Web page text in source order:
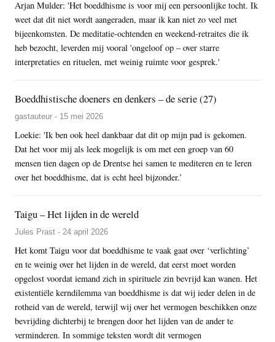
Arjan Mulder: 'Het boeddhisme is voor mij een persoonlijke tocht. Ik
weet dat dit niet wordt aangeraden, maar ik kan niet zo veel met
bijeenkomsten. De meditatie-ochtenden en weekend-retraites die ik
heb bezocht, leverden mij vooral 'ongeloof op – over starre
interpretaties en rituelen, met weinig ruimte voor gesprek.'
Boeddhistische doeners en denkers – de serie (27)
gastauteur - 15 mei 2026
Loekie: 'Ik ben ook heel dankbaar dat dit op mijn pad is gekomen.
Dat het voor mij als leek mogelijk is om met een groep van 60
mensen tien dagen op de Drentse hei samen te mediteren en te leren
over het boeddhisme, dat is echt heel bijzonder.’
Taigu – Het lijden in de wereld
Jules Prast - 24 april 2026
Het komt Taigu voor dat boeddhisme te vaak gaat over ‘verlichting’
en te weinig over het lijden in de wereld, dat eerst moet worden
opgelost voordat iemand zich in spirituele zin bevrijd kan wanen. Het
existentiële kerndilemma van boeddhisme is dat wij ieder delen in de
rotheid van de wereld, terwijl wij over het vermogen beschikken onze
bevrijding dichterbij te brengen door het lijden van de ander te
verminderen. In sommige teksten wordt dit vermogen